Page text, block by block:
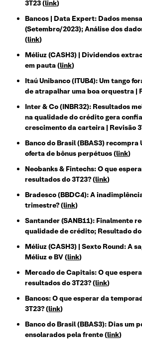
3T23 (link)
Bancos | Data Expert: Dados
(Setembro/2023); Análise dos
(link)
Méliuz (CASH3) | Dividendos
em pauta (link)
Itaú Unibanco (ITUB4): Um tango
de atrapalhar uma boa orquestra |
Inter & Co (INBR32): Resultados
na qualidade do crédito gera
crescimento da carteira | Revisão
Banco do Brasil (BBAS3) recompra
oferta de bônus perpétuos (link)
Neobanks & Fintechs: O que
resultados do 3T23? (link)
Bradesco (BBDC4): A
trimestre? (link)
Santander (SANB11): Finalmente
qualidade de crédito; Resultado do
Méliuz (CASH3) | Sexto Round: A
Méliuz e BV (link)
Mercado de Capitais: O que
resultados do 3T23? (link)
Bancos: O que esperar da
3T23? (link)
Banco do Brasil (BBAS3): Dias um
ensolarados pela frente (link)